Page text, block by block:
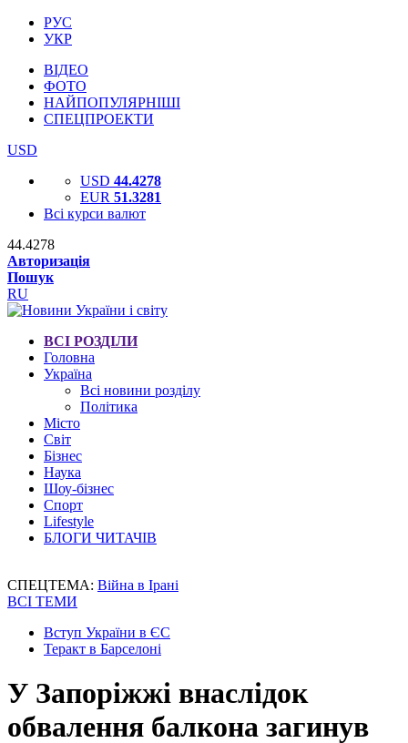
РУС
УКР
ВІДЕО
ФОТО
НАЙПОПУЛЯРНІШІ
СПЕЦПРОЕКТИ
USD
USD 44.4278
EUR 51.3281
Всі курси валют
44.4278
Авторизація
Пошук
RU
ВСІ РОЗДІЛИ
Головна
Україна
Всі новини розділу
Політика
Місто
Світ
Бізнес
Наука
Шоу-бізнес
Спорт
Lifestyle
БЛОГИ ЧИТАЧІВ
СПЕЦТЕМА: Війна в Ірані
ВСІ ТЕМИ
Вступ України в ЄС
Теракт в Барселоні
У Запоріжжі внаслідок
обвалення балкона загинув